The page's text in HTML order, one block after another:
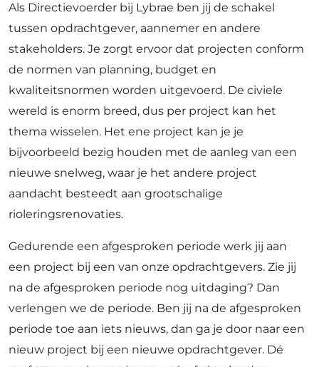
Als Directievoerder bij Lybrae ben jij de schakel
tussen opdrachtgever, aannemer en andere
stakeholders. Je zorgt ervoor dat projecten conform
de normen van planning, budget en
kwaliteitsnormen worden uitgevoerd. De civiele
wereld is enorm breed, dus per project kan het
thema wisselen. Het ene project kan je je
bijvoorbeeld bezig houden met de aanleg van een
nieuwe snelweg, waar je het andere project
aandacht besteedt aan grootschalige
rioleringsrenovaties.
Gedurende een afgesproken periode werk jij aan
een project bij een van onze opdrachtgevers. Zie jij
na de afgesproken periode nog uitdaging? Dan
verlengen we de periode. Ben jij na de afgesproken
periode toe aan iets nieuws, dan ga je door naar een
nieuw project bij een nieuwe opdrachtgever. Dé